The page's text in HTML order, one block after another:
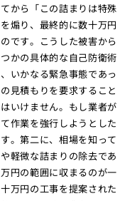
から「この詰まりは特殊
煽り、最終的に数十万円
です。こうした被害から
かの具体的な自己防衛術
いかなる緊急事態であっ
見積もりを要求すること
いけません。もし業者が
作業を強行しようとした
。第二に、相場を知って
軽微な詰まりの除去であ
円の範囲に収まるのが一
万円の工事を提案された